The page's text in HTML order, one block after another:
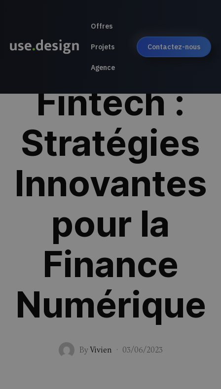
Offres
Projets
Agence
Contactez-nous
Design
Fintech :
Stratégies
Innovantes
pour la
Finance
Numérique
ByVivien · 03/06/2023